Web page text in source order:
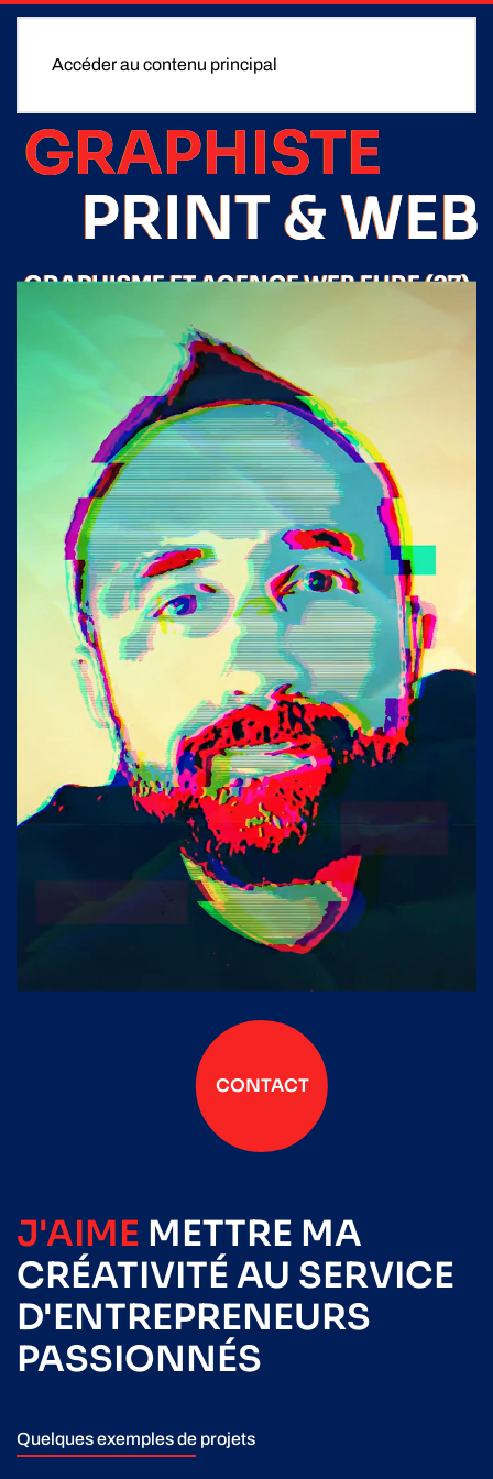
Accéder au contenu principal
GRAPHISTE
PRINT & WEB
GRAPHISME ET AGENCE WEB EURE (27)
CONTACT
J'AIME METTRE MA
CRÉATIVITÉ AU SERVICE
D'ENTREPRENEURS
PASSIONNÉS
Quelques exemples de projets